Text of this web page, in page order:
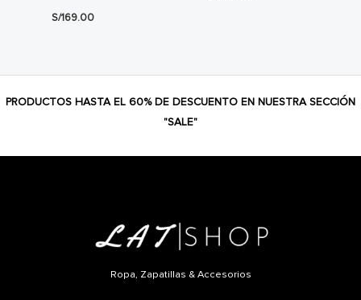
S/169.00
PRODUCTOS HASTA EL 60% DE DESCUENTO EN NUESTRA SECCIÓN
"SALE"
Ropa, Zapatillas & Accesorios